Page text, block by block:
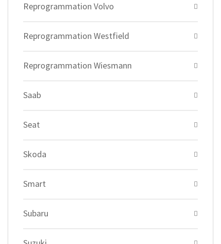
Reprogrammation Volvo
Reprogrammation Westfield
Reprogrammation Wiesmann
Saab
Seat
Skoda
Smart
Subaru